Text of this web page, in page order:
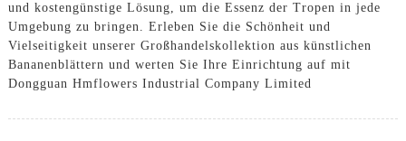
und kostengünstige Lösung, um die Essenz der Tropen in jede
Umgebung zu bringen. Erleben Sie die Schönheit und
Vielseitigkeit unserer Großhandelskollektion aus künstlichen
Bananenblättern und werten Sie Ihre Einrichtung auf mit
Dongguan Hmflowers Industrial Company Limited